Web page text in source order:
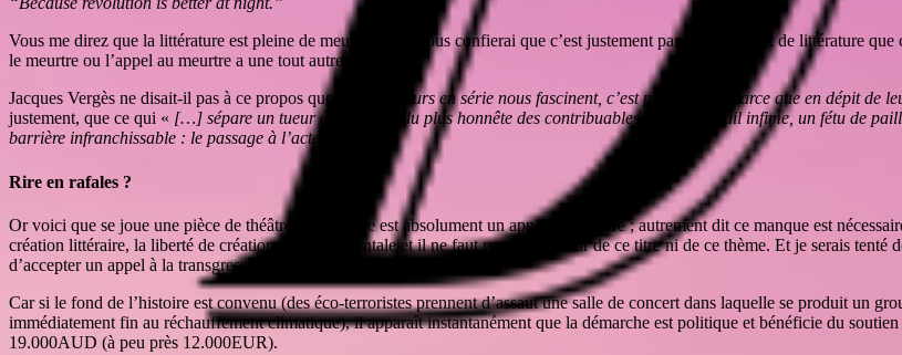
Vous me direz que la littérature est pleine de meurtres et je vous confierai que c’est justement parce qu’il s’agit de littérature
le meurtre ou l’appel au meurtre a une tout autre dimension.
Jacques Vergès ne disait-il pas à ce propos que «
Si les tueurs en série nous fascinent, c’est précisément parce que en dépit de
justement, que ce qui « […] sépare un tueur à la chaîne du plus honnête des contribuables [est] un détail infime, un fétu de
barrière infranchissable : le passage à l’acte.
Rire en rafales ?
Or voici que se joue une pièce de théâtre dont le titre est absolument un appel au meurtre ; autrement dit ce manque est
création littéraire, la liberté de création est fondamentale et il ne faut pas s’émouvoir de ce titre ni de ce thème. Et je serais
d’accepter un appel à la transgression du principe de non-agression.
Car si le fond de l’histoire est convenu (des éco-terroristes prennent d’assaut une salle de concert dans laquelle se produit un
immédiatement fin au réchauffement climatique), il apparaît instantanément que la démarche est politique et bénéficie du
19.000AUD (à peu près 12.000EUR).